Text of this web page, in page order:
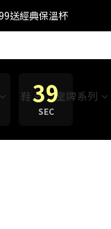
38折
送經典保溫杯
鞋 皇牌系列
38
SEC